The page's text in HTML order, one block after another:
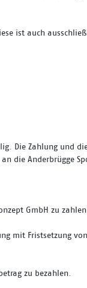
ist auch
Die Zahlung und
die Anderbrügge
GmbH zu
mit Fristsetzung
zu bezahlen.